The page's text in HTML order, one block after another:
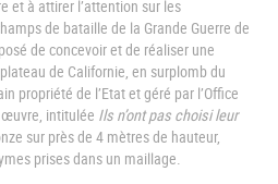
et à attirer l’attention sur les
de bataille de la Grande Guerre de
de concevoir et de réaliser une
de Californie, en surplomb du
propriété de l’Etat et géré par l’Office
œuvre, intitulée Ils n’ont pas choisi leur
sur près de 4 mètres de hauteur,
prises dans un maillage.